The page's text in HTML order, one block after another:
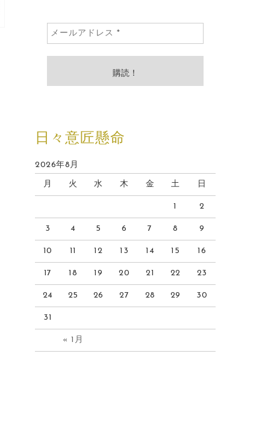
日々意匠懸命
2026年8月
月 火 水 木 金 土 日
« 1月
1 2
3 4 5 6 7 8 9
10 11 12 13 14 15 16
17 18 19 20 21 22 23
24 25 26 27 28 29 30
31